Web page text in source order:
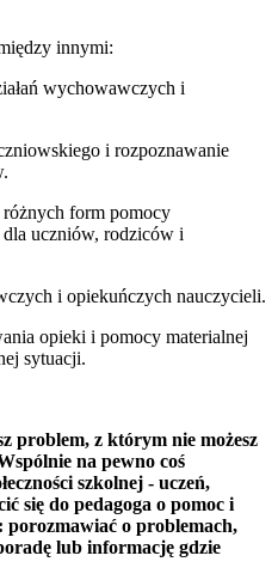
innymi:
wychowawczych i
i rozpoznawanie
form pomocy
uczniów, rodziców i
i opiekuńczych nauczycieli.
opieki i pomocy materialnej
sytuacji.
problem, z którym nie możesz
na pewno coś
szkolnej - uczeń,
się do pedagoga o pomoc i
o problemach,
lub informację gdzie